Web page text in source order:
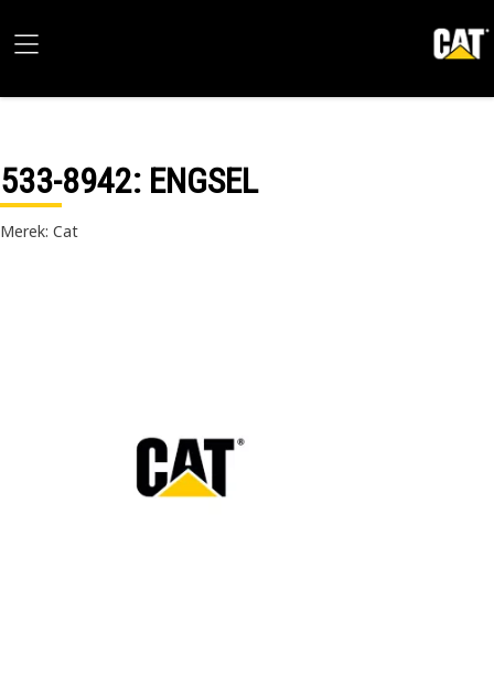
533-8942: ENGSEL
Merek: Cat